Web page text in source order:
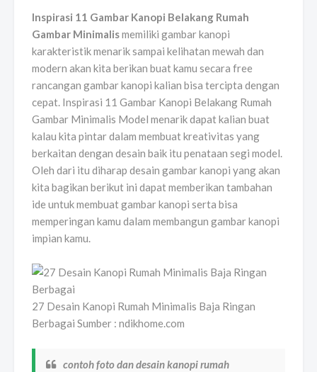
Inspirasi 11 Gambar Kanopi Belakang Rumah
Gambar Minimalismemiliki gambar kanopi
karakteristik menarik sampai kelihatan mewah dan
modern akan kita berikan buat kamu secara free
rancangan gambar kanopi kalian bisa tercipta dengan
cepat. Inspirasi 11 Gambar Kanopi Belakang Rumah
Gambar Minimalis Model menarik dapat kalian buat
kalau kita pintar dalam membuat kreativitas yang
berkaitan dengan desain baik itu penataan segi model.
Oleh dari itu diharap desain gambar kanopi yang akan
kita bagikan berikut ini dapat memberikan tambahan
ide untuk membuat gambar kanopi serta bisa
memperingan kamu dalam membangun gambar kanopi
impian kamu.
27 Desain Kanopi Rumah Minimalis Baja Ringan
Berbagai Sumber : ndikhome.com
contoh foto dan desain kanopi rumah